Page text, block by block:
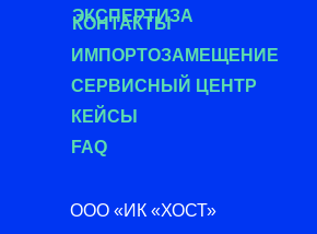
ООО «ИК «ХОСТ»
ЭКСПЕРТИЗА
КОНТАКТЫ
ИМПОРТОЗАМЕЩЕНИЕ
СЕРВИСНЫЙ ЦЕНТР
КЕЙСЫ
FAQ